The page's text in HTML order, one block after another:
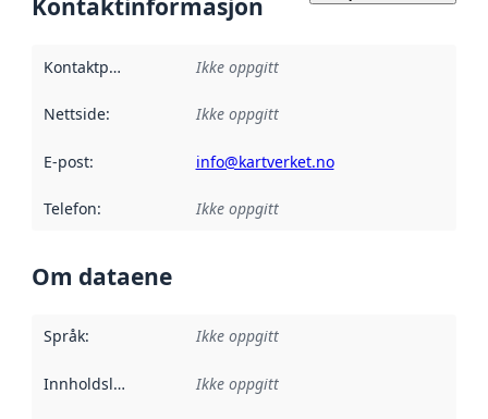
Kontaktinformasjon
Kontaktpunkt Ikke oppgitt
Nettside: Ikke oppgitt
E-post: info@kartverket.no
Telefon: Ikke oppgitt
Om dataene
Språk: Ikke oppgitt
Innholdsleverandører :
Ikke oppgitt